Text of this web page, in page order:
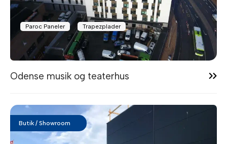
Paroc Paneler Trapezplader
13:08
Odense musik og teaterhus
Butik / Showroom